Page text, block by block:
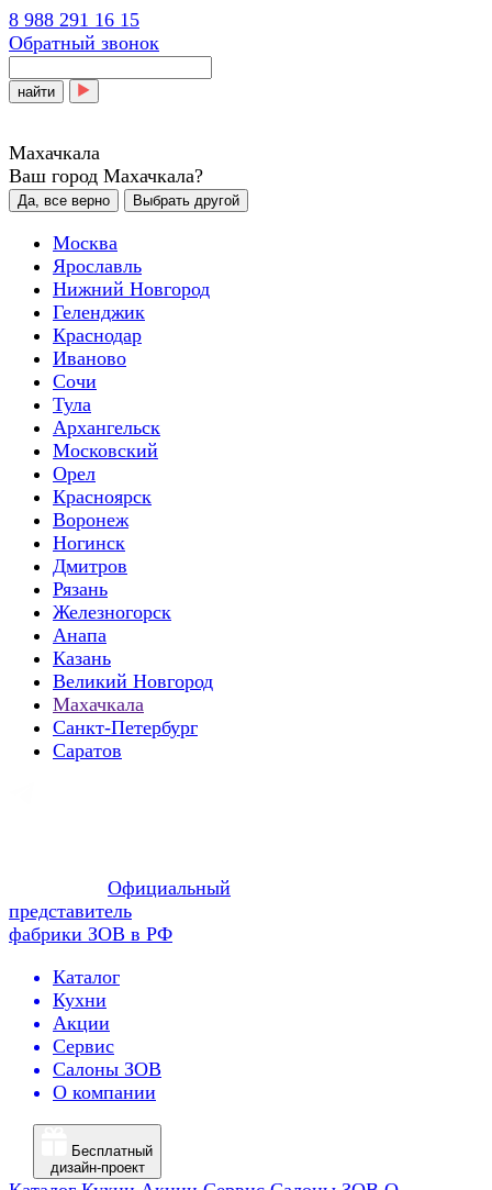
8 988 291 16 15
Обратный звонок
найти
Махачкала
Ваш город Махачкала?
Да, все верно Выбрать другой
Москва
Ярославль
Нижний Новгород
Геленджик
Краснодар
Иваново
Сочи
Тула
Архангельск
Московский
Орел
Красноярск
Воронеж
Ногинск
Дмитров
Рязань
Железногорск
Анапа
Казань
Великий Новгород
Махачкала
Санкт-Петербург
Саратов
Официальный
представитель
фабрики ЗОВ в РФ
Каталог
Кухни
Акции
Сервис
Салоны ЗОВ
О компании
Бесплатный
дизайн-проект